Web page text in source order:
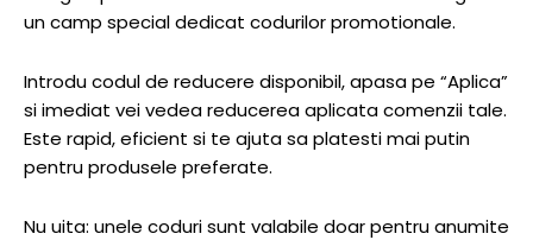
un camp special dedicat codurilor promotionale.
Introdu codul de reducere disponibil, apasa pe “Aplica”
si imediat vei vedea reducerea aplicata comenzii tale.
Este rapid, eficient si te ajuta sa platesti mai putin
pentru produsele preferate.
Nu uita: unele coduri sunt valabile doar pentru anumite